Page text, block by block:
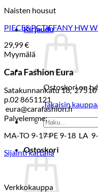
Kirjaudu
Ostoskori on
Takaisin
Etsi:
Ostoskori
Naisten housut
PIECES PCTIFFANY HW
29,99€
Myymälä
Cara Fashion Eura
Satakunnankatu 18, 27510
p.02 8651121
eura@carafashion.fi
Palvelemme:
MA-TO 9-17 PE 9-18 LA
Sijainti kartalla
Verkkokauppa